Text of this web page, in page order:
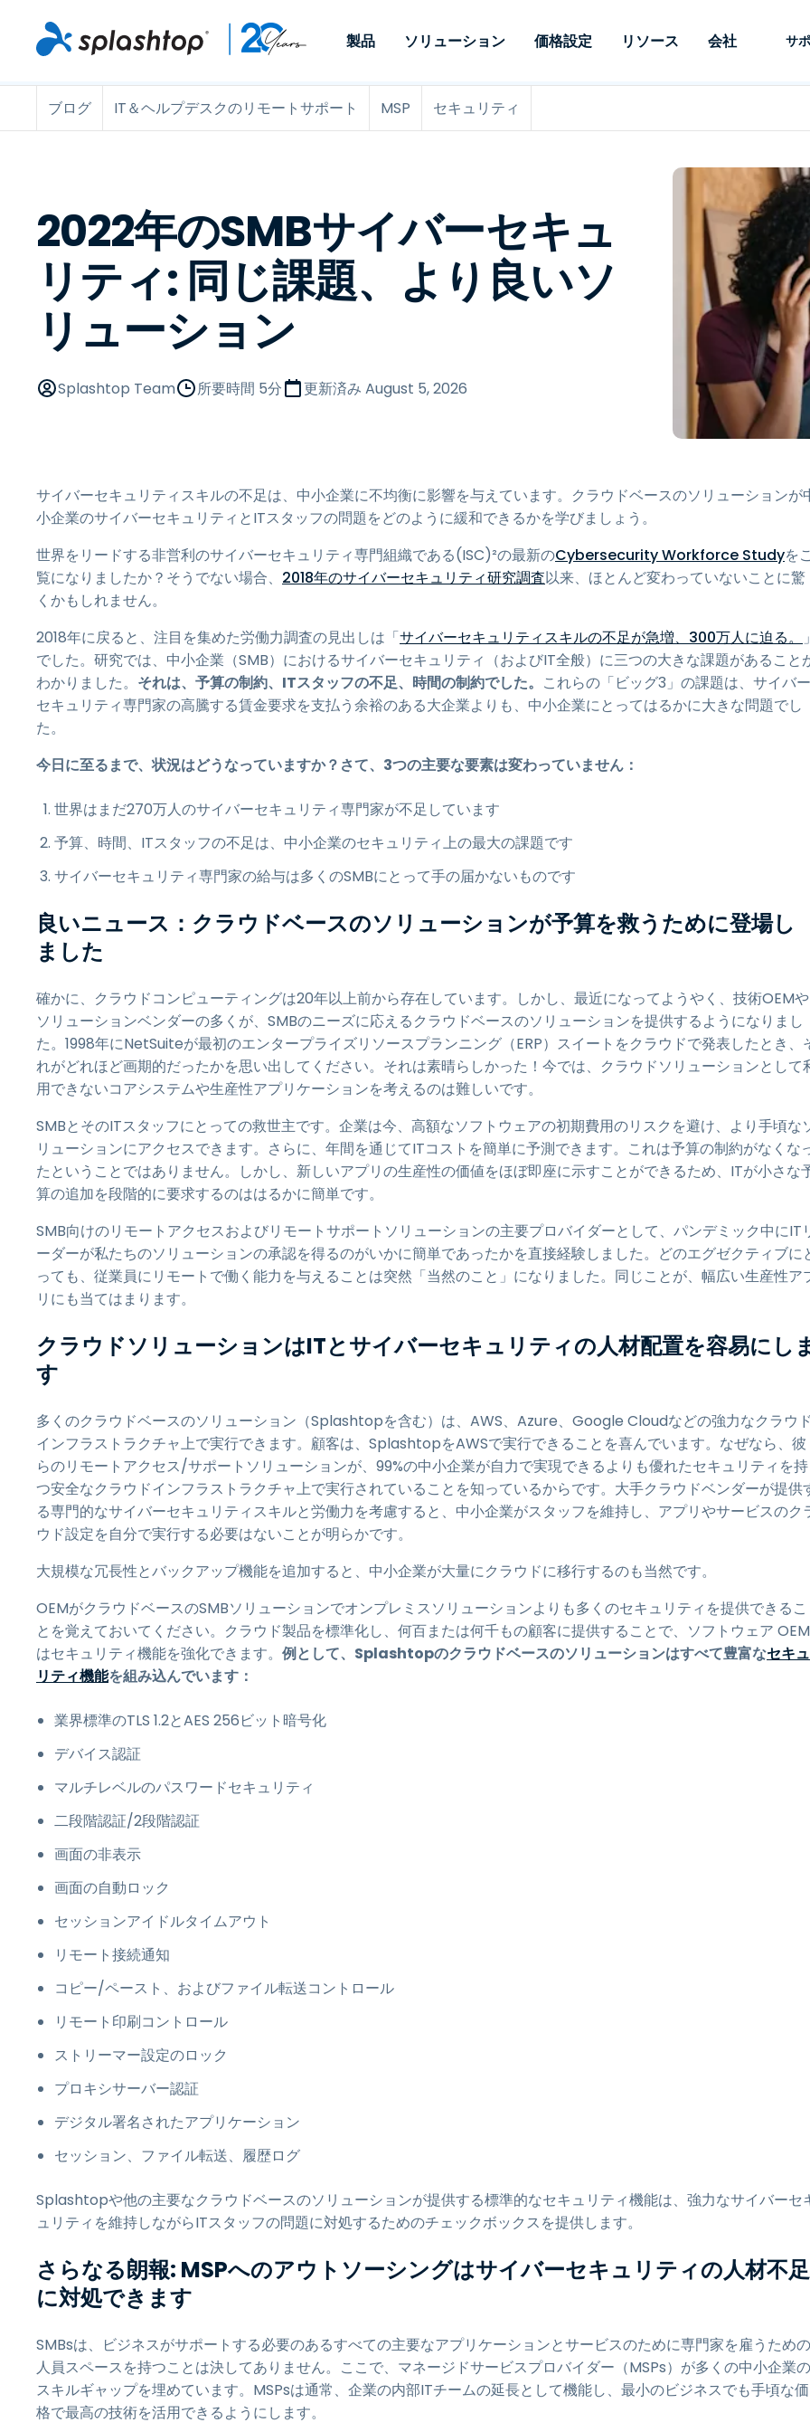
製品
Remote Access
す。
Remote Support
チ管理はアドオンとして利
用できます。オンプレミス
オプションが利用可能で
す。
と制御を提供し、ITプロフ
ェッショナルがデバイスを
リモートで監視、管理、保
護できるようにします。
レードのリモ
とリモートサ
プレミスオプ
可能です。
ソリューション
役割別
エンドポイント管理とセキュ
リティ
MSP
OEM
ニーズ別
リスクとコンプライアンス
RDP/VPNの代替製品
VDI/DaaSの代替製品
RDP/SSH/VNCによるリモー
エンドポイントセキュリティ
すべてのニーズについて詳し
く
メディア
ント
医療
小売り
政府およ
アーキ
財務・会
すべての
価格設定 リソース
ユースケース別
リモートアクセス
リモート学習
すべてのユースケースを見る
タイプ別
データシート
デモ動画
ウェビナー
メディア
ント
MSP
小売り
テクノロ
すべて
会社
会社
お問い合わせ
認証情報
顧客
サ
システ
ブログ IT＆ヘルプデスクのリモートサポート MSP セキュリティ
2022年のSMBサイバーセキュ
リティ: 同じ課題、より良いソ
リューション
Splashtop Team 所要時間 5分 更新済み August 5, 2026
サイバーセキュリティスキルの不足は、中小企業に不均衡に影響を与えています。クラウドベースのソリューションが
小企業のサイバーセキュリティとITスタッフの問題をどのように緩和できるかを学びましょう。
世界をリードする非営利のサイバーセキュリティ専門組織である(ISC)²の最新のCybersecurity Workforce Studyを
覧になりましたか？そうでない場合、 2018年のサイバーセキュリティ研究調査以来、ほとんど変わっていないことに驚
くかもしれません。
2018年に戻ると、注目を集めた労働力調査の見出しは「サイバーセキュリティスキルの不足が急増、300万人に迫る。
」
でした。研究では、中小企業（SMB）におけるサイバーセキュリティ（およびIT全般）に三つの大きな課題があること
わかりました。 それは、予算の制約、ITスタッフの不足、時間の制約でした。 これらの「ビッグ3」の課題は、サイバー
セキュリティ専門家の高騰する賃金要求を支払う余裕のある大企業よりも、中小企業にとってはるかに大きな問題でし
た。
今日に至るまで、状況はどうなっていますか？さて、3つの主要な要素は変わっていません：
世界はまだ270万人のサイバーセキュリティ専門家が不足しています
予算、時間、ITスタッフの不足は、中小企業のセキュリティ上の最大の課題です
サイバーセキュリティ専門家の給与は多くのSMBにとって手の届かないものです
良いニュース：クラウドベースのソリューションが予算を救うために登場し
ました
確かに、クラウドコンピューティングは20年以上前から存在しています。しかし、最近になってようやく、技術OEMや
ソリューションベンダーの多くが、SMBのニーズに応えるクラウドベースのソリューションを提供するようになりまし
た。1998年にNetSuiteが最初のエンタープライズリソースプランニング（ERP）スイートをクラウドで発表したとき、
れがどれほど画期的だったかを思い出してください。それは素晴らしかった！ 今では、クラウドソリューションとして
用できないコアシステムや生産性アプリケーションを考えるのは難しいです。
SMBとそのITスタッフにとっての救世主です。企業は今、高額なソフトウェアの初期費用のリスクを避け、より手頃な
リューションにアクセスできます。さらに、年間を通じてITコストを簡単に予測できます。これは予算の制約がなくな
たということではありません。しかし、新しいアプリの生産性の価値をほぼ即座に示すことができるため、ITが小さな
算の追加を段階的に要求するのははるかに簡単です。
SMB向けのリモートアクセスおよびリモートサポートソリューションの主要プロバイダーとして、パンデミック中にIT
ーダーが私たちのソリューションの承認を得るのがいかに簡単であったかを直接経験しました。どのエグゼクティブに
っても、従業員にリモートで働く能力を与えることは突然「当然のこと」になりました。同じことが、幅広い生産性ア
リにも当てはまります。
クラウドソリューションはITとサイバーセキュリティの人材配置を容易にし
す
多くのクラウドベースのソリューション（Splashtopを含む）は、AWS、Azure、Google Cloudなどの強力なクラウド
インフラストラクチャ上で実行できます。顧客は、SplashtopをAWSで実行できることを喜んでいます。なぜなら、彼
らのリモートアクセス/サポートソリューションが、99%の中小企業が自力で実現できるよりも優れたセキュリティを持
つ安全なクラウドインフラストラクチャ上で実行されていることを知っているからです。大手クラウドベンダーが提供
る専門的なサイバーセキュリティスキルと労働力を考慮すると、中小企業がスタッフを維持し、アプリやサービスのク
ウド設定を自分で実行する必要はないことが明らかです。
大規模な冗長性とバックアップ機能を追加すると、中小企業が大量にクラウドに移行するのも当然です。
OEMがクラウドベースのSMBソリューションでオンプレミスソリューションよりも多くのセキュリティを提供できるこ
とを覚えておいてください。クラウド製品を標準化し、何百または何千もの顧客に提供することで、ソフトウェア OEM
はセキュリティ機能を強化できます。 例として、Splashtopのクラウドベースのソリューションはすべて豊富なセキュ
リティ機能を組み込んでいます：
業界標準のTLS 1.2とAES 256ビット暗号化
デバイス認証
マルチレベルのパスワードセキュリティ
二段階認証/2段階認証
画面の非表示
画面の自動ロック
セッションアイドルタイムアウト
リモート接続通知
コピー/ペースト、およびファイル転送コントロール
リモート印刷コントロール
ストリーマー設定のロック
プロキシサーバー認証
デジタル署名されたアプリケーション
セッション、ファイル転送、履歴ログ
Splashtopや他の主要なクラウドベースのソリューションが提供する標準的なセキュリティ機能は、強力なサイバーセ
ュリティを維持しながらITスタッフの問題に対処するためのチェックボックスを提供します。
さらなる朗報: MSPへのアウトソーシングはサイバーセキュリティの人材不足
に対処できます
SMBsは、ビジネスがサポートする必要のあるすべての主要なアプリケーションとサービスのために専門家を雇うための
人員スペースを持つことは決してありません。ここで、マネージドサービスプロバイダー（MSPs）が多くの中小企業の
スキルギャップを埋めています。MSPsは通常、企業の内部ITチームの延長として機能し、最小のビジネスでも手頃な価
格で最高の技術を活用できるようにします。